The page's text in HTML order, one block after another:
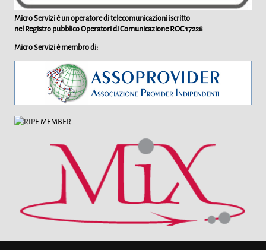
Micro Servizi è un operatore di telecomunicazioni iscritto
nel Registro pubblico Operatori di ComunicazioneROC 17228
Micro Servizi è membro di: